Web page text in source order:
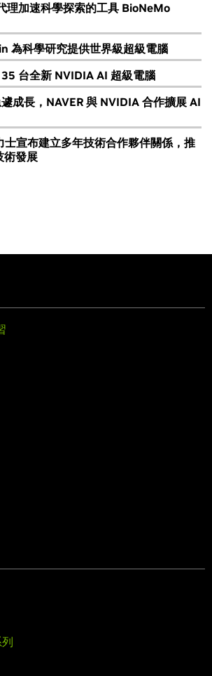
理加速科學探索的工具 BioNeMo
為科學研究提供世界級超級電腦
台全新 NVIDIA AI 超級電腦
成長，NAVER 與 NVIDIA 合作擴展 AI
士宣布建立多年技術合作夥伴關係，推
術發展